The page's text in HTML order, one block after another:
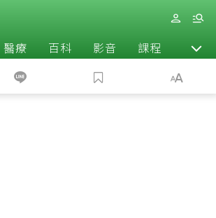
醫療 百科 影音 課程 退休